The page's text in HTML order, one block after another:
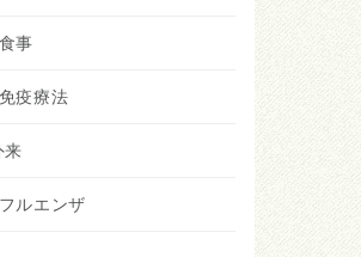
事
疫療法
来
ルエンザ